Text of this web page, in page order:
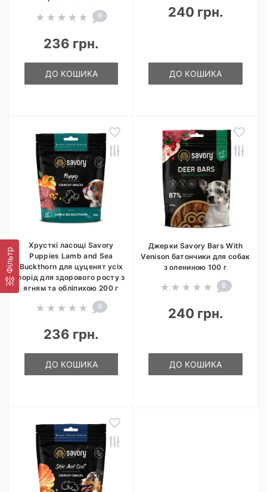
Фільтр
0
236 грн.
ДО КОШИКА
240 грн.
ДО КОШИКА
Хрусткі ласощі Savory
Puppies Lamb and Sea
Buckthorn для цуценят усіх
порід для здорового росту з
ягням та обліпихою 200 г
0
236 грн.
ДО КОШИКА
Джерки Savory Bars With
Venison батончики для собак
з олениною 100 г
0
240 грн.
ДО КОШИКА